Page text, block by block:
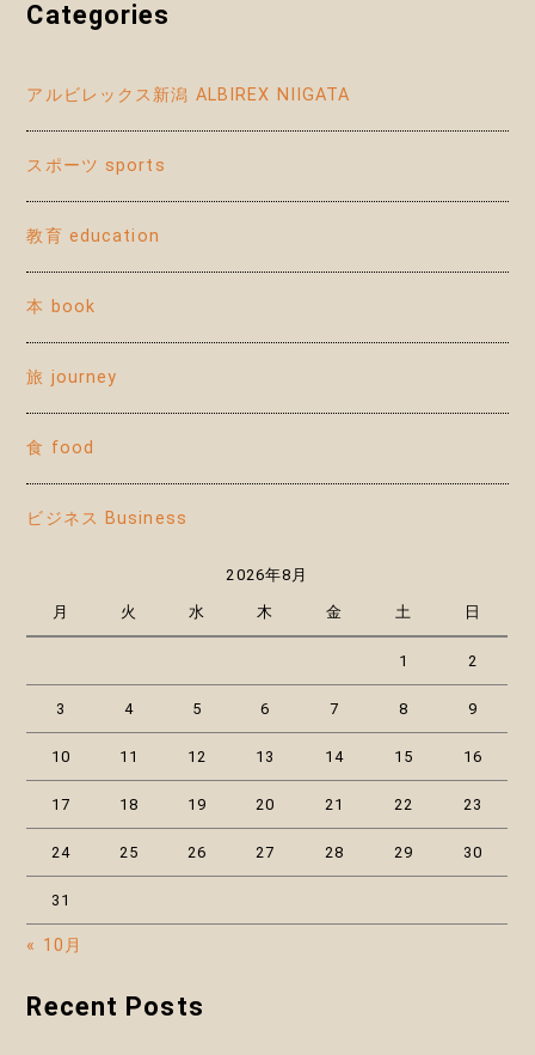
Categories
アルビレックス新潟 ALBIREX NIIGATA
スポーツ sports
教育 education
本 book
旅 journey
食 food
ビジネス Business
2026年8月
月 火 水 木 金 土 日
1 2
3 4 5 6 7 8 9
10 11 12 13 14 15 16
17 18 19 20 21 22 23
24 25 26 27 28 29 30
31
« 10月
Recent Posts